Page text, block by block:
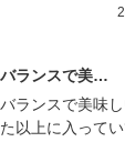
バランスで美…
ランスで美味
以上に入って